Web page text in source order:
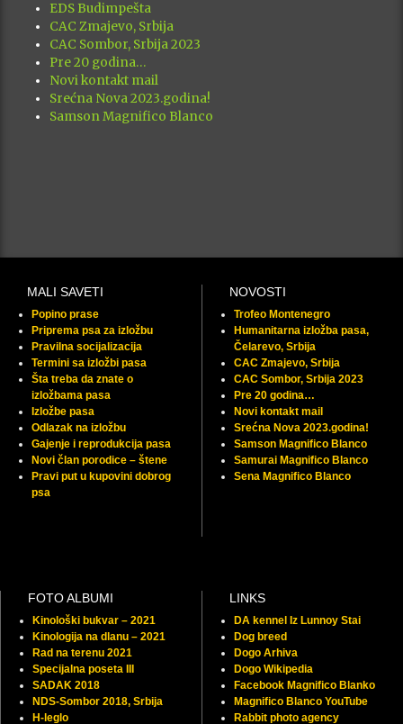
EDS Budimpešta
CAC Zmajevo, Srbija
CAC Sombor, Srbija 2023
Pre 20 godina…
Novi kontakt mail
Srećna Nova 2023.godina!
Samson Magnifico Blanco
MALI SAVETI
Popino prase
Priprema psa za izložbu
Pravilna socijalizacija
Termini sa izložbi pasa
Šta treba da znate o
izložbama pasa
Izložbe pasa
Odlazak na izložbu
Gajenje i reprodukcija pasa
Novi član porodice – štene
Pravi put u kupovini dobrog
psa
NOVOSTI
Trofeo Montenegro
Humanitarna izložba pasa,
Čelarevo, Srbija
CAC Zmajevo, Srbija
CAC Sombor, Srbija 2023
Pre 20 godina…
Novi kontakt mail
Srećna Nova 2023.godina!
Samson Magnifico Blanco
Samurai Magnifico Blanco
Sena Magnifico Blanco
FOTO ALBUMI
Kinološki bukvar – 2021
Kinologija na dlanu – 2021
Rad na terenu 2021
Specijalna poseta III
SADAK 2018
NDS-Sombor 2018, Srbija
H-leglo
LINKS
DA kennel Iz Lunnoy Stai
Dog breed
Dogo Arhiva
Dogo Wikipedia
Facebook Magnifico Blanko
Magnifico Blanco YouTube
Rabbit photo agency